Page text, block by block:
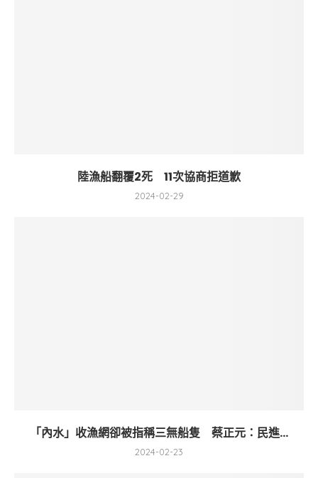
陸漁船翻覆2死 11次協商拒道歉
2024-02-29
「內水」收漁網卻被指稱三無船隻 蔡正元：民進...
2024-02-23